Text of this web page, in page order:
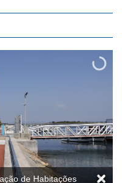
de Habitações